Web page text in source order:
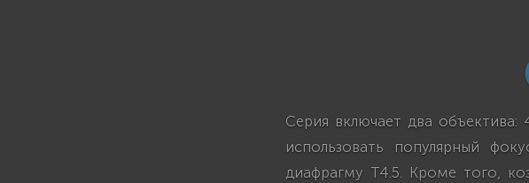
Серия включает два
использовать популярный
диафрагму T4.5. Кроме того,